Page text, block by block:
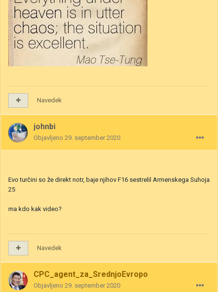
Navedek
johnbi
Objavljeno 29. september 2020
Evo turčini so že direkt notr, baje njihov F16 sestrelil Armenskega Suhoja
25
ma kdo kak video?
Navedek
CPC_agent_za_SrednjoEvropo
Objavljeno 29. september 2020